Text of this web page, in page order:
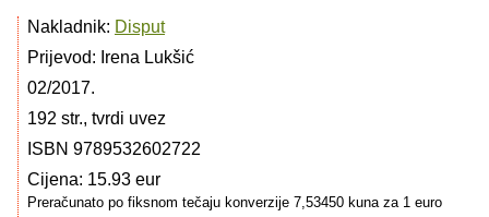
Nakladnik: Disput
Prijevod: Irena Lukšić
02/2017.
192 str., tvrdi uvez
ISBN 9789532602722
Cijena: 15.93 eur
Preračunato po fiksnom tečaju konverzije 7,53450 kuna za 1 euro